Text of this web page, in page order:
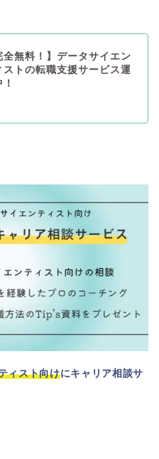
全無料！】データサイエン
ストの転職支援サービス運
ィスト向けにキャリア相談サ